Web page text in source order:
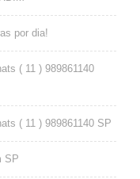
por dia!
( 11 ) 989861140
( 11 ) 989861140 SP
SP